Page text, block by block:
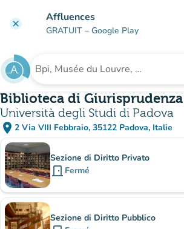
clear Affluences
GRATUIT – Google Play
Rechercher un établissement
Biblioteca di Giurisprudenza
Università degli Studi di Padova
place 2 Via VIII Febbraio, 35122 Padova, Italie
(ouvrir dans Google Maps)
(nouvel onglet)
Sous-sites
Sezione di Diritto Privato
door_front Fermé
Sezione di Diritto Pubblico